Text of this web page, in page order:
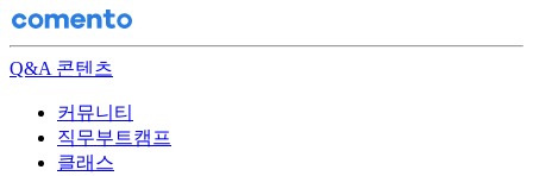
Q&A 콘텐츠
커뮤니티
직무부트캠프
클래스